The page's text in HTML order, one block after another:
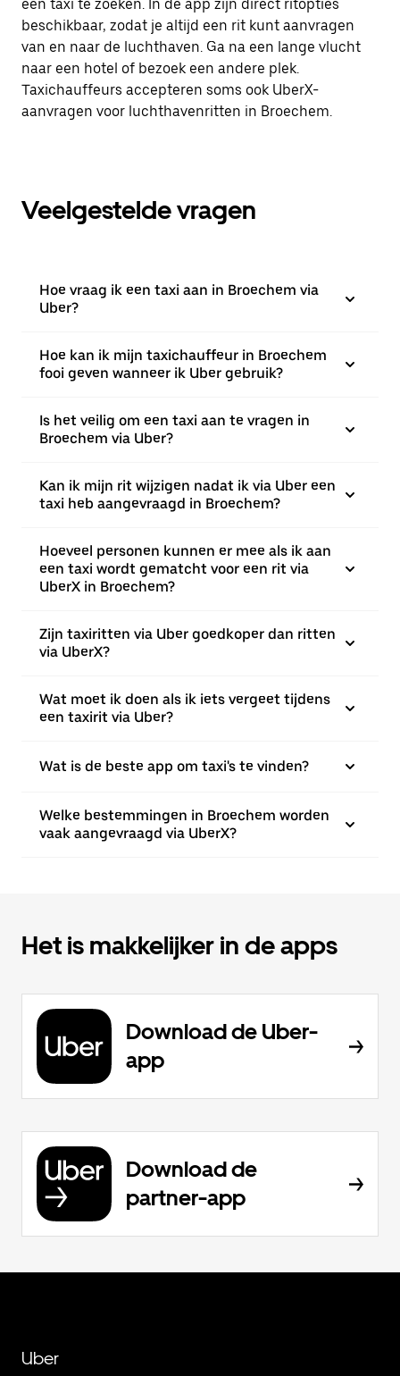
een taxi te zoeken. In de app zijn direct ritopties
beschikbaar, zodat je altijd een rit kunt aanvragen
van en naar de luchthaven. Ga na een lange vlucht
naar een hotel of bezoek een andere plek.
Taxichauffeurs accepteren soms ook UberX-
aanvragen voor luchthavenritten in Broechem.
Veelgestelde vragen
Hoe vraag ik een taxi aan in Broechem via
Uber?
Hoe kan ik mijn taxichauffeur in Broechem
fooi geven wanneer ik Uber gebruik?
Is het veilig om een taxi aan te vragen in
Broechem via Uber?
Kan ik mijn rit wijzigen nadat ik via Uber een
taxi heb aangevraagd in Broechem?
Hoeveel personen kunnen er mee als ik aan
een taxi wordt gematcht voor een rit via
UberX in Broechem?
Zijn taxiritten via Uber goedkoper dan ritten
via UberX?
Wat moet ik doen als ik iets vergeet tijdens
een taxirit via Uber?
Wat is de beste app om taxi's te vinden?
Welke bestemmingen in Broechem worden
vaak aangevraagd via UberX?
Het is makkelijker in de apps
Download de Uber-
app
Download de
partner-app
Uber